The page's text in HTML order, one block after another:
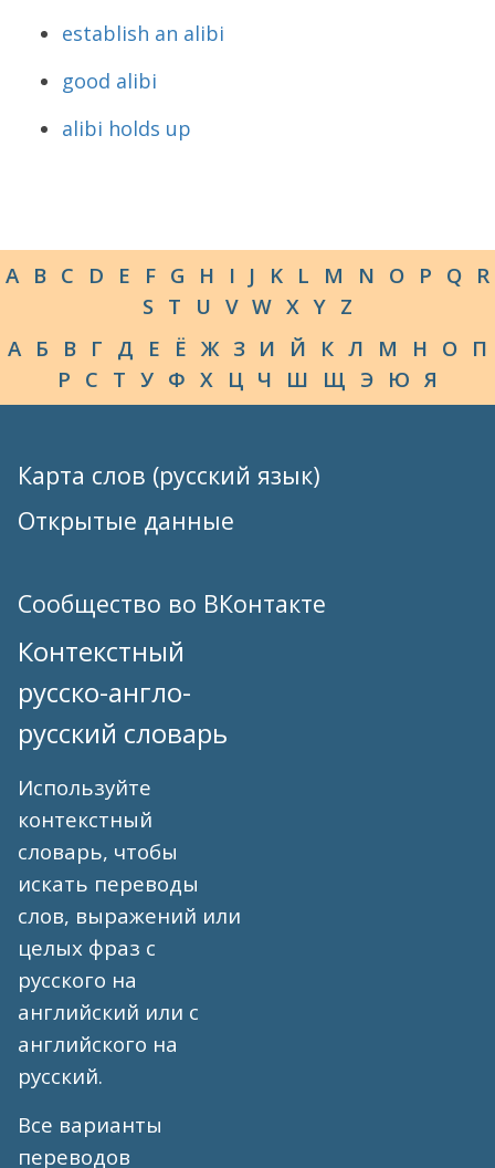
establish an alibi
good alibi
alibi holds up
A B C D E F G H I J K L M N O P Q R
S T U V W X Y Z
А Б В Г Д Е Ё Ж З И Й К Л М Н О П
Р С Т У Ф Х Ц Ч Ш Щ Э Ю Я
Карта слов (русский язык)
Открытые данные
Сообщество во ВКонтакте
Контекстный
русско-англо-
русский словарь
Используйте
контекстный
словарь, чтобы
искать переводы
слов, выражений или
целых фраз с
русского на
английский или с
английского на
русский.
Все варианты
переводов